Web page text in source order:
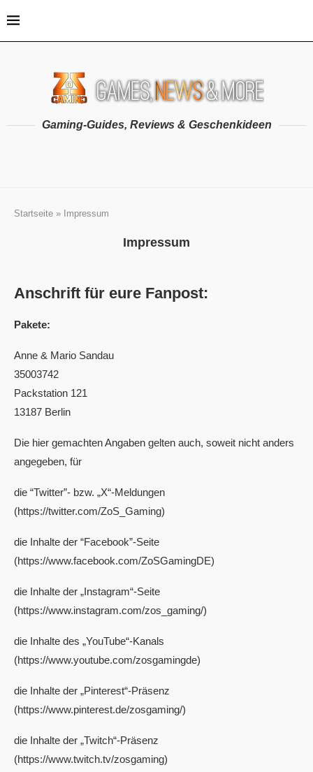
Gaming-Guides, Reviews & Geschenkideen
Startseite » Impressum
Impressum
Anschrift für eure Fanpost:
Pakete:
Anne & Mario Sandau
35003742
Packstation 121
13187 Berlin
Die hier gemachten Angaben gelten auch, soweit nicht anders
angegeben, für
die “Twitter”- bzw. „X“-Meldungen
(https://twitter.com/ZoS_Gaming)
die Inhalte der “Facebook”-Seite
(https://www.facebook.com/ZoSGamingDE)
die Inhalte der „Instagram“-Seite
(https://www.instagram.com/zos_gaming/)
die Inhalte des „YouTube“-Kanals
(https://www.youtube.com/zosgamingde)
die Inhalte der „Pinterest“-Präsenz
(https://www.pinterest.de/zosgaming/)
die Inhalte der „Twitch“-Präsenz
(https://www.twitch.tv/zosgaming)